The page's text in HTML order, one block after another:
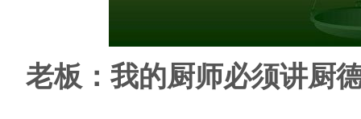
老板：我的厨师必须讲厨